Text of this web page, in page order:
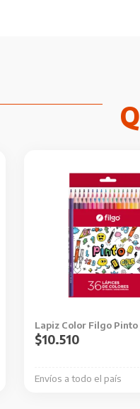
Lapiz Color Filgo Pinto
Envíos a todo el país
$10.510